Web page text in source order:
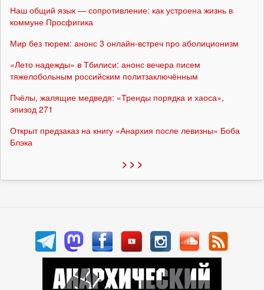
Наш общий язык — сопротивление: как устроена жизнь в
коммуне Просфигика
Мир без тюрем: анонс 3 онлайн-встреч про аболиционизм
«Лето надежды» в Тбилиси: анонс вечера писем
тяжелобольным российским политзаключённым
Пчёлы, жалящие медведя: «Тренды порядка и хаоса»,
эпизод 271
Открыт предзаказ на книгу «Анархия после левизны» Боба
Блэка
> > >